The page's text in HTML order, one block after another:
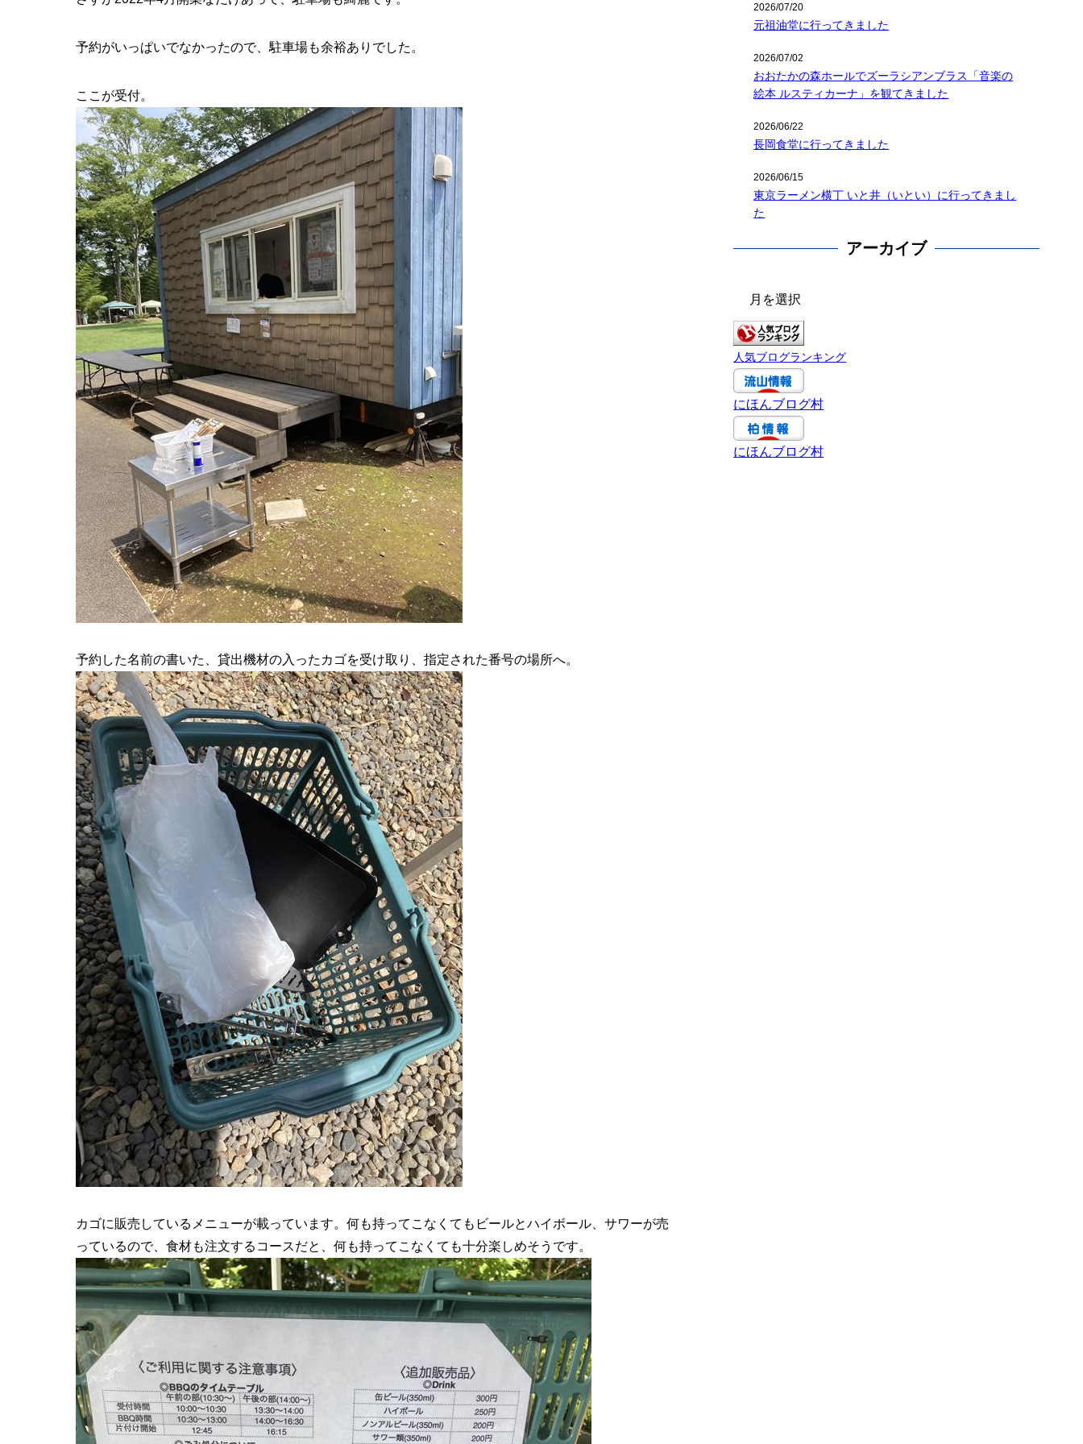
予約がいっぱいでなかったので、駐車場も余裕ありでした。
ここが受付。
予約した名前の書いた、貸出機材の入ったカゴを受け取り、指定された番号の場所へ。
カゴに販売しているメニューが載っています。何も持ってこなくてもビールとハイボール、サワーが売
っているので、食材も注文するコースだと、何も持ってこなくても十分楽しめそうです。
元祖油堂に行ってきました
2026/07/20
おおたかの森ホールでズーラシアンブラス「音楽の
絵本 ルスティカーナ」を観てきました
2026/07/02
長岡食堂に行ってきました
2026/06/22
東京ラーメン横丁 いと井（いとい）に行ってきまし
た
2026/06/15
アーカイブ
カ
イ
ブ
人気ブログランキング
にほんブログ村
にほんブログ村